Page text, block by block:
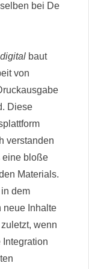
bei De
baut
von
Diese
verstanden
eine bloße
Materials.
dem
neue Inhalte
wenn
Integration